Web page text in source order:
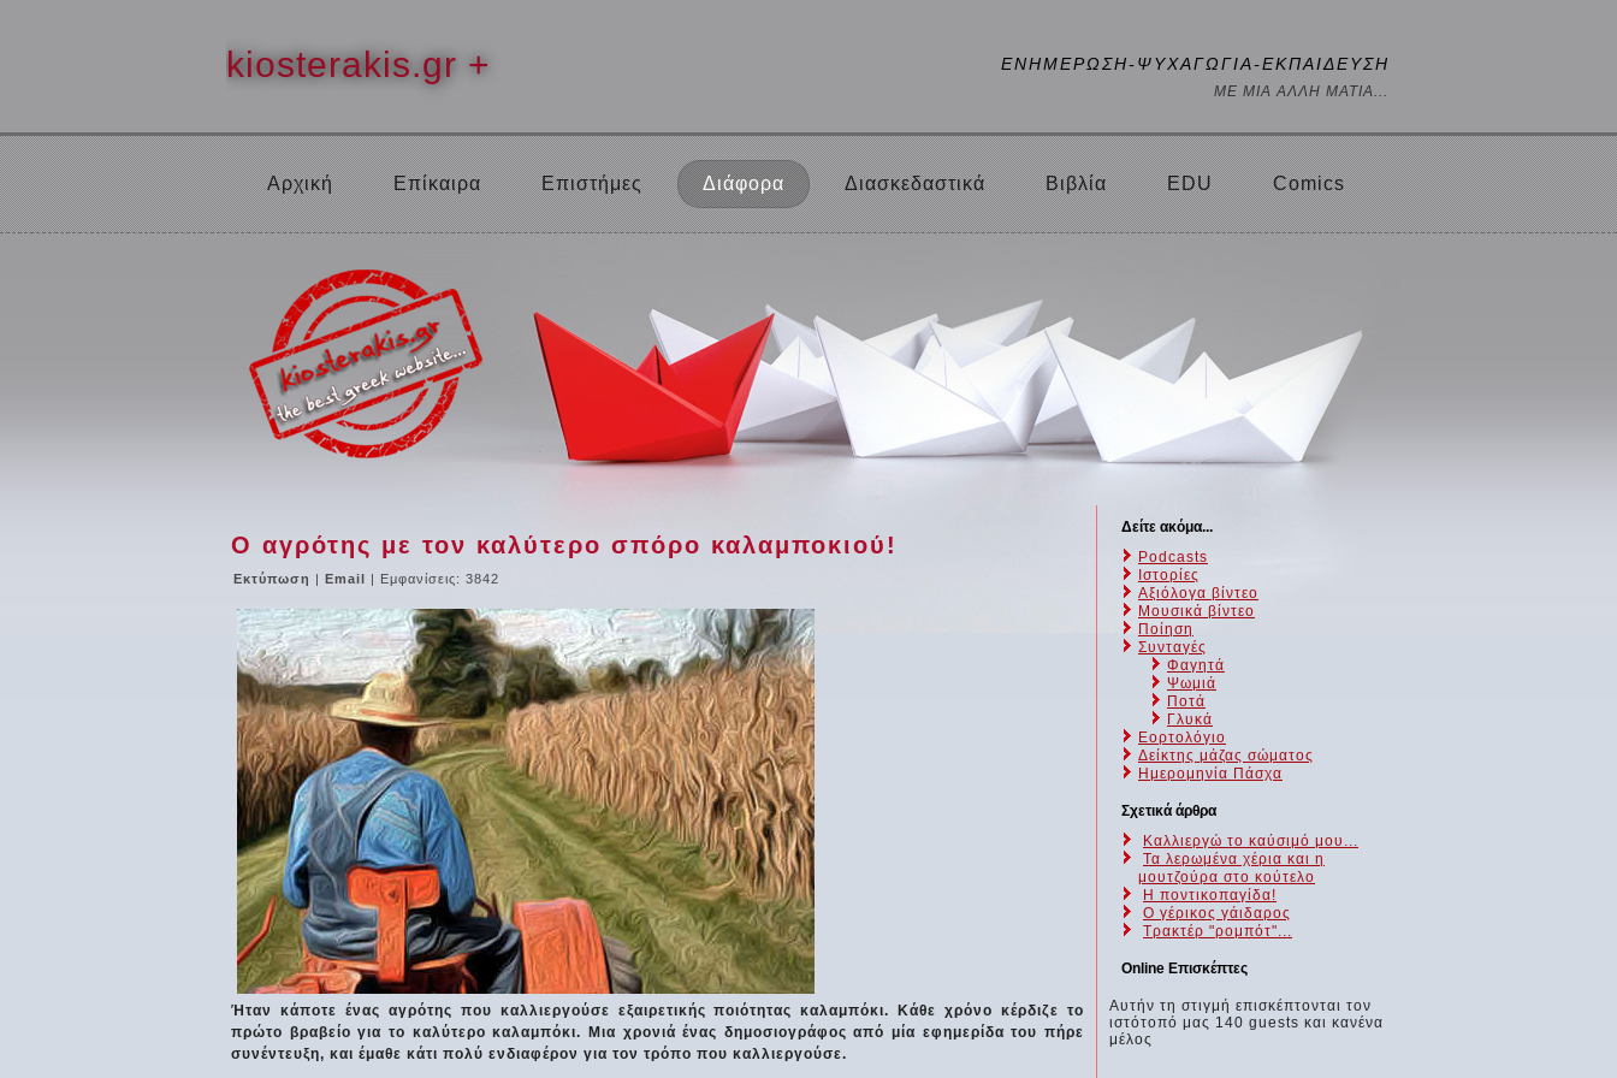
kiosterakis.gr + ΕΝΗΜΕΡΩΣΗ-ΨΥΧΑΓΩΓΙΑ-ΕΚΠΑΙΔΕΥΣΗ
ΜΕ ΜΙΑ ΑΛΛΗ ΜΑΤΙΑ...
Αρχική Επίκαιρα Επιστήμες Διάφορα Διασκεδαστικά Βιβλία EDU Comics
Ο αγρότης με τον καλύτερο σπόρο καλαμποκιού!
Εκτύπωση | Email | Εμφανίσεις: 3842
Ήταν κάποτε ένας αγρότης που καλλιεργούσε εξαιρετικής ποιότητας καλαμπόκι. Κάθε χρόνο κέρδιζε το
πρώτο βραβείο για το καλύτερο καλαμπόκι. Μια χρονιά ένας δημοσιογράφος από μία εφημερίδα του πήρε
συνέντευξη, και έμαθε κάτι πολύ ενδιαφέρον για τον τρόπο που καλλιεργούσε.
Δείτε ακόμα...
Podcasts
Ιστορίες
Αξιόλογα βίντεο
Μουσικά βίντεο
Ποίηση
Συνταγές
Φαγητά
Ψωμιά
Ποτά
Γλυκά
Εορτολόγιο
Δείκτης μάζας σώματος
Ημερομηνία Πάσχα
Σχετικά άρθρα
Καλλιεργώ το καύσιμό μου...
Τα λερωμένα χέρια και η
μουτζούρα στο κούτελο
Η ποντικοπαγίδα!
Ο γέρικος γάιδαρος
Τρακτέρ "ρομπότ"...
Online Επισκέπτες
Αυτήν τη στιγμή επισκέπτονται τον
ιστότοπό μας 140 guests και κανένα
μέλος